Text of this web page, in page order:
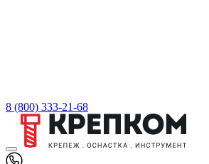
8 (800) 333-21-68